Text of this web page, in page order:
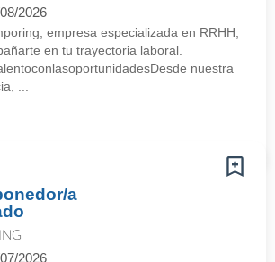
2026
empresa especializada en RRHH,
en tu trayectoria laboral.
nuestra
...
a
2026